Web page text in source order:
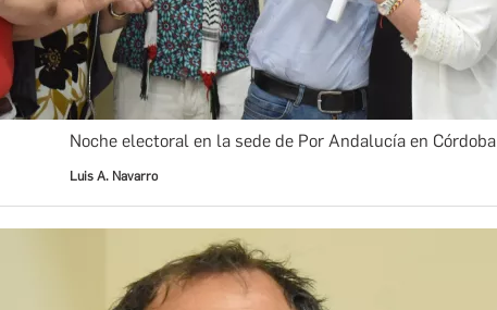
Noche electoral en la sede de Por Andalucía en Córdoba
Luis A. Navarro